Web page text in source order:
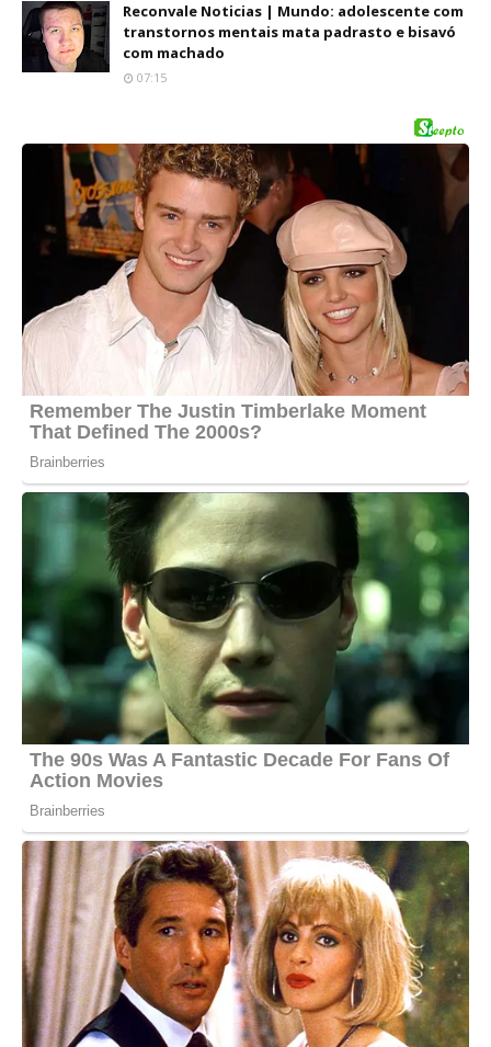
Reconvale Noticias | Mundo: adolescente com
transtornos mentais mata padrasto e bisavó
com machado
07:15